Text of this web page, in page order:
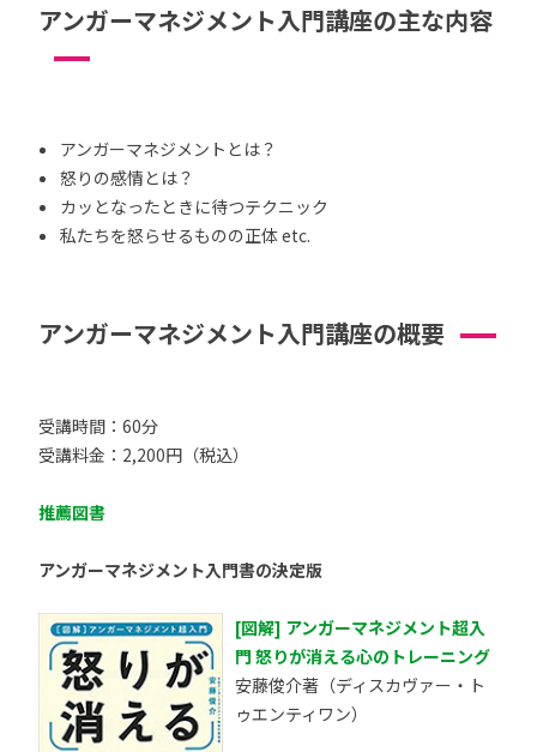
アンガーマネジメント入門講座の主な内容
アンガーマネジメントとは？
怒りの感情とは？
カッとなったときに待つテクニック
私たちを怒らせるものの正体 etc.
アンガーマネジメント入門講座の概要
受講時間：60分
受講料金：2,200円（税込）
推薦図書
アンガーマネジメント入門書の決定版
[図解] アンガーマネジメント超入
門 怒りが消える心のトレーニング
安藤俊介著（ディスカヴァー・ト
ゥエンティワン）